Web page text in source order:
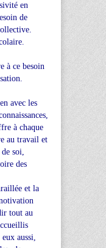
en
de
à ce besoin
avec les
à chaque
au travail et
soi,
des
et la
tout au
aussi,